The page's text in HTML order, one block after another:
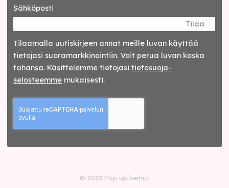
Sähköposti
Tilaa
Tilaamalla uutis­kirjeen annat meille luvan käyttää
tietojasi suora­markkinointiin. Voit perua luvan koska
tahansa. Käsittelemme tietojasitieto­suoja­
selosteemme mukaisesti.
© 2022 Pop up kemut